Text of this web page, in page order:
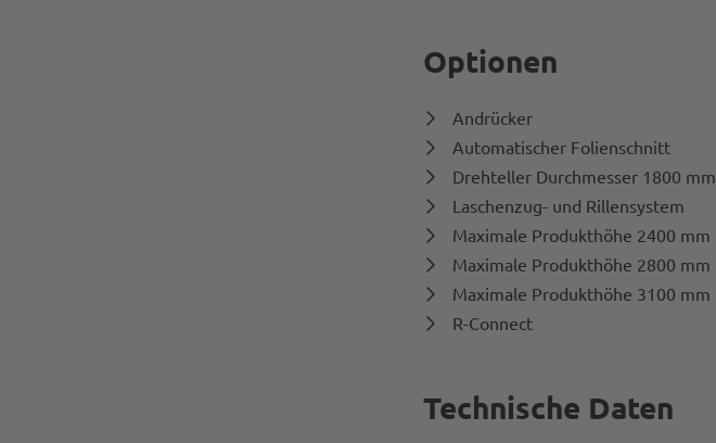
Optionen
Andrücker
Automatischer Folienschnitt
Drehteller Durchmesser 1800 mm
Laschenzug- und Rillensystem
Maximale Produkthöhe 2400 mm
Maximale Produkthöhe 2800 mm
Maximale Produkthöhe 3100 mm
R-Connect
Technische Daten